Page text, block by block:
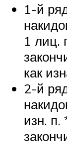
1-й
1 лиц.
как
2-й
изн. п.